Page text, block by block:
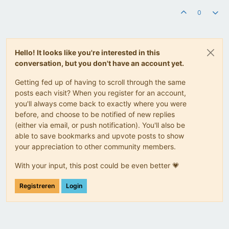
0
Hello! It looks like you're interested in this
conversation, but you don't have an account yet.
Getting fed up of having to scroll through the same
posts each visit? When you register for an account,
you'll always come back to exactly where you were
before, and choose to be notified of new replies
(either via email, or push notification). You'll also be
able to save bookmarks and upvote posts to show
your appreciation to other community members.
With your input, this post could be even better 💗
Registreren Login